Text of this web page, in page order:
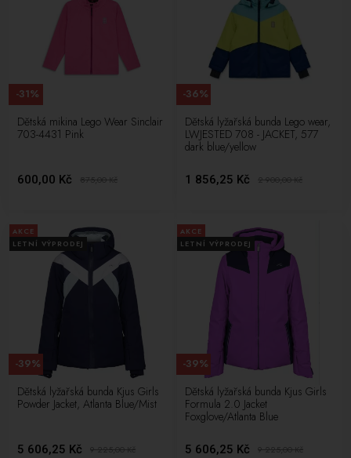
Dětská mikina Lego Wear Sinclair
703-4431 Pink
600,00 Kč 875,00Kč
-31%
Dětská lyžařská bunda Lego wear,
LWJESTED 708 - JACKET, 577
dark blue/yellow
1 856,25 Kč 2 900,00Kč
-36%
AKCE
LETNÍ VÝPRODEJ
Dětská lyžařská bunda Kjus Girls
Powder Jacket, Atlanta Blue/Mist
5 606,25 Kč 9 225,00Kč
-39%
AKCE
LETNÍ VÝPRODEJ
Dětská lyžařská bunda Kjus Girls
Formula 2.0 Jacket
Foxglove/Atlanta Blue
5 606,25 Kč 9 225,00Kč
-39%